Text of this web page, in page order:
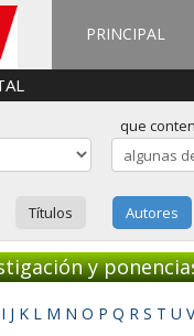
PRINCIPAL
que
Títulos Autores
y
I J K L M N O P Q R S T U V